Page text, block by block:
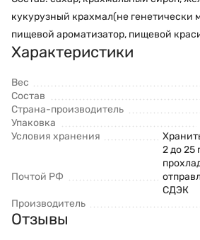
кукурузный крахмал(не
пищевой ароматизатор, пищевой
Характеристики
Вес
Состав
Страна-производитель
Упаковка
Условия хранения
2 до 25
Почтой РФ
СДЭК
Производитель
Отзывы